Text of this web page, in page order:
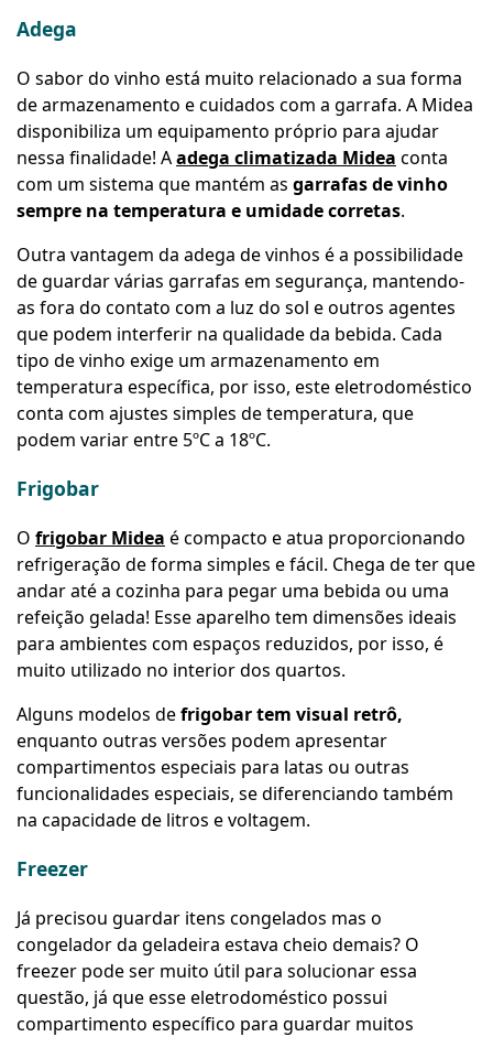
Adega
O sabor do vinho está muito relacionado a sua forma
de armazenamento e cuidados com a garrafa. A Midea
disponibiliza um equipamento próprio para ajudar
nessa finalidade! Aadega climatizada Midea conta
com um sistema que mantém as garrafas de vinho
sempre na temperatura e umidade corretas.
Outra vantagem da adega de vinhos é a possibilidade
de guardar várias garrafas em segurança, mantendo-
as fora do contato com a luz do sol e outros agentes
que podem interferir na qualidade da bebida. Cada
tipo de vinho exige um armazenamento em
temperatura específica, por isso, este eletrodoméstico
conta com ajustes simples de temperatura, que
podem variar entre 5ºC a 18ºC.
Frigobar
O frigobar Midea é compacto e atua proporcionando
refrigeração de forma simples e fácil. Chega de ter que
andar até a cozinha para pegar uma bebida ou uma
refeição gelada! Esse aparelho tem dimensões ideais
para ambientes com espaços reduzidos, por isso, é
muito utilizado no interior dos quartos.
Alguns modelos defrigobar tem visual retrô,
enquanto outras versões podem apresentar
compartimentos especiais para latas ou outras
funcionalidades especiais, se diferenciando também
na capacidade de litros e voltagem.
Freezer
Já precisou guardar itens congelados mas o
congelador da geladeira estava cheio demais? O
freezer pode ser muito útil para solucionar essa
questão, já que esse eletrodoméstico possui
compartimento específico para guardar muitos